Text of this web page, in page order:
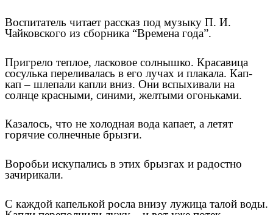
Воспитатель читает рассказ под музыку П. И.
Чайковского из сборника “Времена года”.
Пригрело теплое, ласковое солнышко. Красавица
сосулька переливалась в его лучах и плакала. Кап-
кап – шлепали капли вниз. Они вспыхивали на
солнце красными, синими, желтыми огоньками.
Казалось, что не холодная вода капает, а летят
горячие солнечные брызги.
Воробьи искупались в этих брызгах и радостно
зачирикали.
С каждой капелькой росла внизу лужица талой воды.